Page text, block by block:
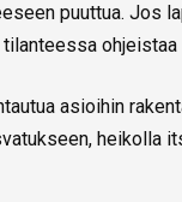
puuttua. Jos
asioihin
heikolla